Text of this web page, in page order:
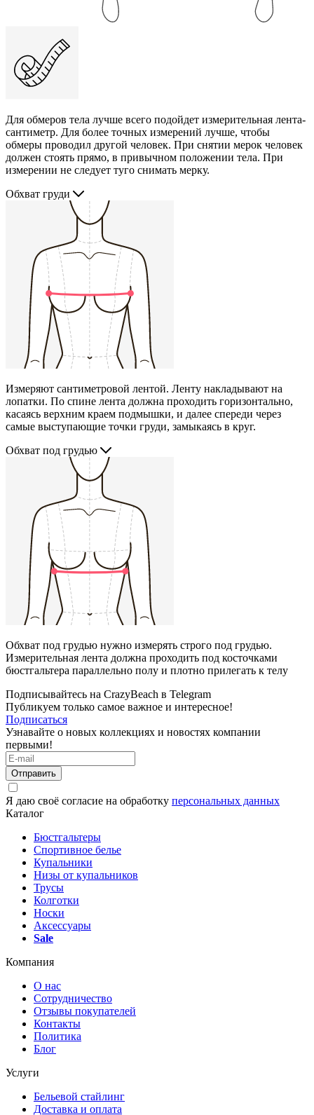
Для обмеров тела лучше всего подойдет измерительная лента-
сантиметр. Для более точных измерений лучше, чтобы
обмеры проводил другой человек. При снятии мерок человек
должен стоять прямо, в привычном положении тела. При
измерении не следует туго снимать мерку.
Обхват груди
Измеряют сантиметровой лентой. Ленту накладывают на
лопатки. По спине лента должна проходить горизонтально,
касаясь верхним краем подмышки, и далее спереди через
самые выступающие точки груди, замыкаясь в круг.
Обхват под грудью
Обхват под грудью нужно измерять строго под грудью.
Измерительная лента должна проходить под косточками
бюстгальтера параллельно полу и плотно прилегать к телу
Подписывайтесь на CrazyBeach в Telegram
Публикуем только самое важное и интересное!
Подписаться
Узнавайте о новых коллекциях и новостях компании
первыми!
Отправить
Я даю своё согласие на обработку персональных данных
Каталог
Бюстгальтеры
Спортивное белье
Купальники
Низы от купальников
Трусы
Колготки
Носки
Аксессуары
Sale
Компания
О нас
Сотрудничество
Отзывы покупателей
Контакты
Политика
Блог
Услуги
Бельевой стайлинг
Доставка и оплата